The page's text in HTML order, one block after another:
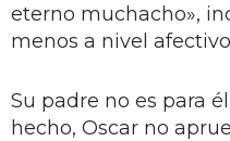
eterno muchacho»,
menos a nivel
Su padre no es para
hecho, Oscar no